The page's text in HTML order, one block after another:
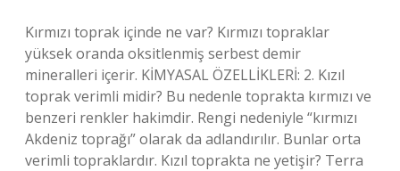
Kırmızı toprak içinde ne var? Kırmızı topraklar
yüksek oranda oksitlenmiş serbest demir
mineralleri içerir. KİMYASAL ÖZELLİKLERİ: 2. Kızıl
toprak verimli midir? Bu nedenle toprakta kırmızı ve
benzeri renkler hakimdir. Rengi nedeniyle “kırmızı
Akdeniz toprağı” olarak da adlandırılır. Bunlar orta
verimli topraklardır. Kızıl toprakta ne yetişir? Terra